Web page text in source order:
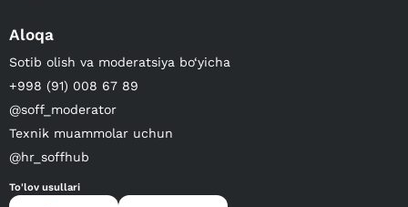
Aloqa
Sotib olish va moderatsiya bo‘yicha
+998 (91) 008 67 89
@soff_moderator
Texnik muammolar uchun
@hr_soffhub
To'lov usullari